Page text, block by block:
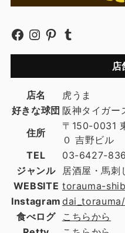
店
店名
虎うま
好きな球団 阪神タイガー
住所
〒150-0031
０ 吉野ビル
TEL
03-6427-
ジャンル
居酒屋・馬刺
WEBSITE torauma-
Instagram dai_torauma/
食べログ
こちらから